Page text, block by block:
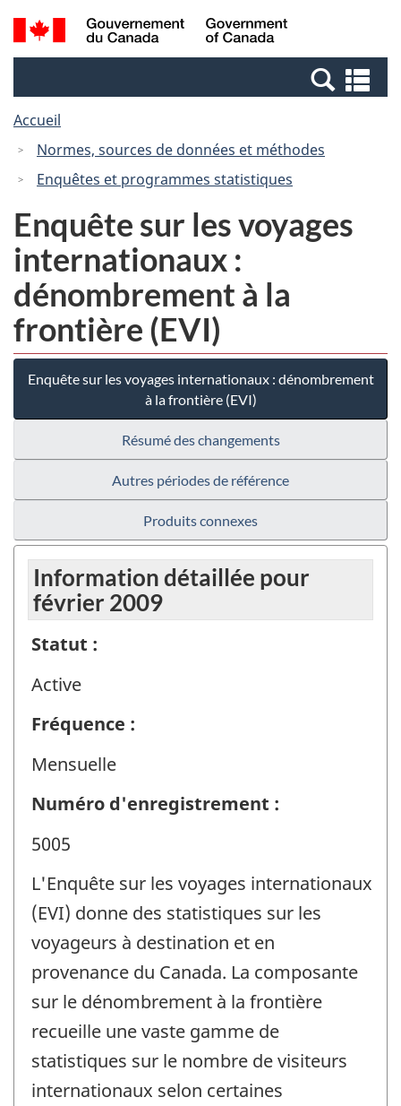
Passer
au
Passer
à
Canada
Recherche
et
et
Accueil
Normes, sources de données et méthodes
Enquêtes et programmes statistiques
Enquête sur les voyages
internationaux :
dénombrement à la
frontière (EVI)
Enquête sur les voyages internationaux : dénombrement
à la frontière (EVI)
Résumé des changements
Autres périodes de référence
Produits connexes
Information détaillée pour
février 2009
Statut :
Active
Fréquence :
Mensuelle
Numéro d'enregistrement :
5005
L'Enquête sur les voyages internationaux
(EVI) donne des statistiques sur les
voyageurs à destination et en
provenance du Canada. La composante
sur le dénombrement à la frontière
recueille une vaste gamme de
statistiques sur le nombre de visiteurs
internationaux selon certaines